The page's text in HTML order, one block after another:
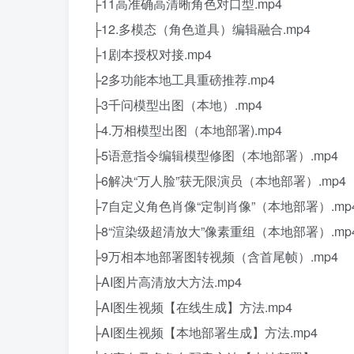
├12.多模态（角色道具）编辑融合.mp4
├1剧本授权对接.mp4
├2多功能本地工具重磅推荐.mp4
├3千问模型出图（本地）.mp4
├4.万相模型出图（本地部署).mp4
├5语意指令编辑模型修图（本地部署）.mp4
├6解决“万人脸”获无限演员（本地部署）.mp4
├7自定义角色肖像“定制肖像”（本地部署）
├8“渲染级超清放大”像素重组（本地部署）
├9万相本地部署图转视频（含首尾帧）.mp4
├AI图片高清放大方法.mp4
├AI图生视频【在线生成】方法.mp4
├AI图生视频【本地部署生成】方法.mp4